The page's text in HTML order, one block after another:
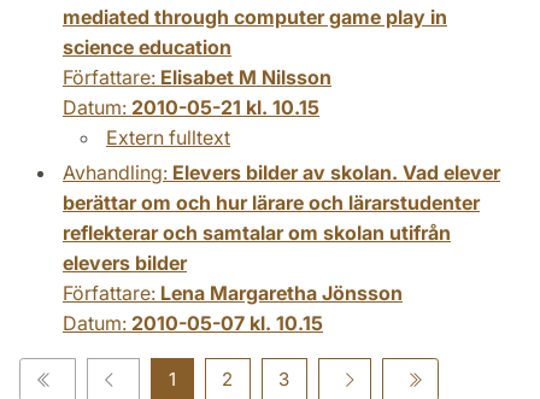
mediated through computer game play in
science education
Författare: Elisabet M Nilsson
Datum: 2010-05-21 kl. 10.15
Extern fulltext
Avhandling: Elevers bilder av skolan. Vad elever
berättar om och hur lärare och lärarstudenter
reflekterar och samtalar om skolan utifrån
elevers bilder
Författare: Lena Margaretha Jönsson
Datum: 2010-05-07 kl. 10.15
1 2 3